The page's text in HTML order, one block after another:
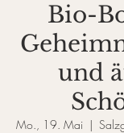
Bio-
und
Mo., 19. Mai
  |